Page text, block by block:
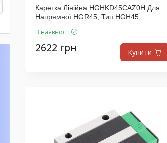
Каретка Лінійна HGHKD45CAZ0H Для
Напрямної HGR45, Тип HGH45,
В наявності
2622 грн Купити